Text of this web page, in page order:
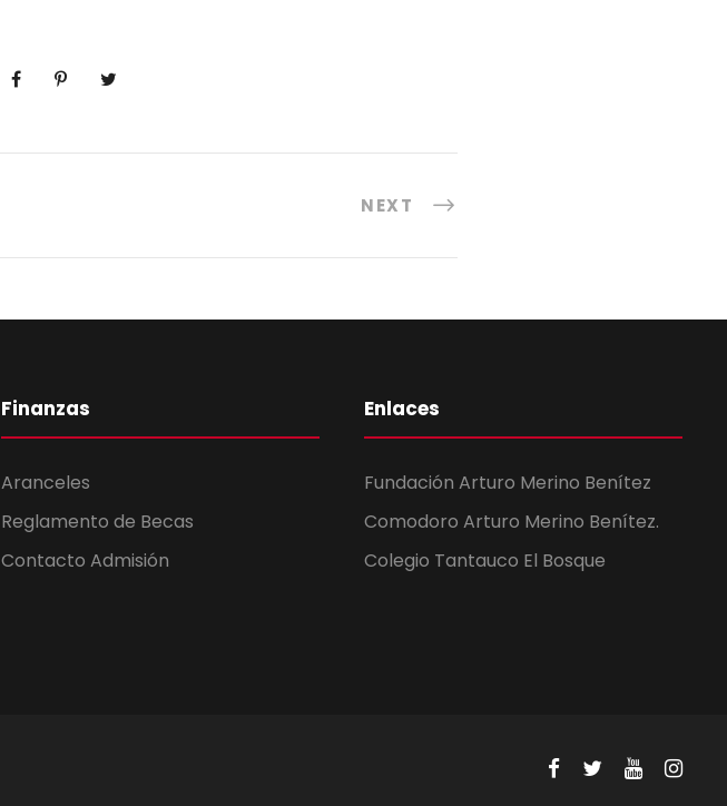
NEXT
Finanzas
Aranceles
Reglamento de Becas
Contacto Admisión
Enlaces
Fundación Arturo Merino Benítez
Comodoro Arturo Merino Benítez.
Colegio Tantauco El Bosque